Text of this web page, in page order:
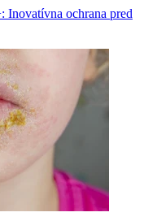
ochrana pred